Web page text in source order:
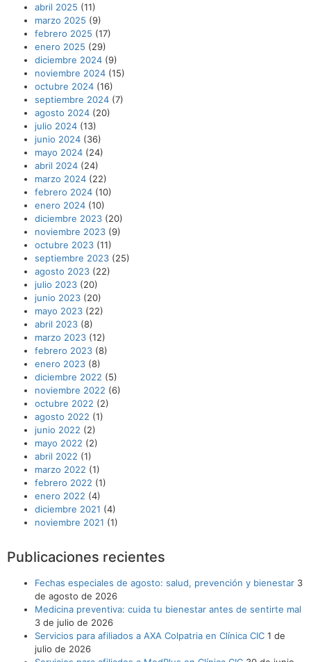
abril 2025 (11)
marzo 2025 (9)
febrero 2025 (17)
enero 2025 (29)
diciembre 2024 (9)
noviembre 2024 (15)
octubre 2024 (16)
septiembre 2024 (7)
agosto 2024 (20)
julio 2024 (13)
junio 2024 (36)
mayo 2024 (24)
abril 2024 (24)
marzo 2024 (22)
febrero 2024 (10)
enero 2024 (10)
diciembre 2023 (20)
noviembre 2023 (9)
octubre 2023 (11)
septiembre 2023 (25)
agosto 2023 (22)
julio 2023 (20)
junio 2023 (20)
mayo 2023 (22)
abril 2023 (8)
marzo 2023 (12)
febrero 2023 (8)
enero 2023 (8)
diciembre 2022 (5)
noviembre 2022 (6)
octubre 2022 (2)
agosto 2022 (1)
junio 2022 (2)
mayo 2022 (2)
abril 2022 (1)
marzo 2022 (1)
febrero 2022 (1)
enero 2022 (4)
diciembre 2021 (4)
noviembre 2021 (1)
Publicaciones recientes
Fechas especiales de agosto: salud, prevención y bienestar 3
de agosto de 2026
Medicina preventiva: cuida tu bienestar antes de sentirte mal
3 de julio de 2026
Servicios para afiliados a AXA Colpatria en Clínica CIC 1 de
julio de 2026